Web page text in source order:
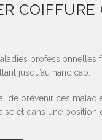
jusqu’au handicap.
de prévenir ces
et dans une